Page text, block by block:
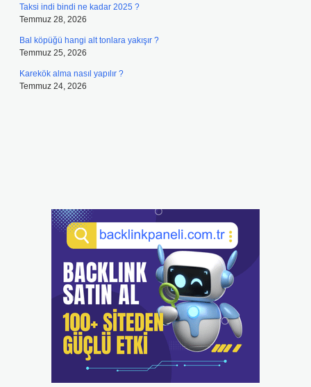
Taksi indi bindi ne kadar 2025 ?
Temmuz 28, 2026
Bal köpüğü hangi alt tonlara yakışır ?
Temmuz 25, 2026
Karekök alma nasıl yapılır ?
Temmuz 24, 2026